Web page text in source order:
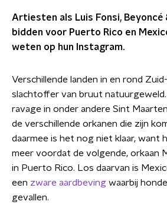
Artiesten als Luis Fonsi, Beyoncé
bidden voor Puerto Rico en
weten op hun Instagram.
Verschillende landen in en rond
slachtoffer van bruut
ravage in onder andere Sint
de verschillende orkanen die zijn
daarmee is het nog niet klaar, want
meer voordat de volgende, orkaan
in Puerto Rico. Los daarvan is
een zware aardbeving waarbij
gevallen.